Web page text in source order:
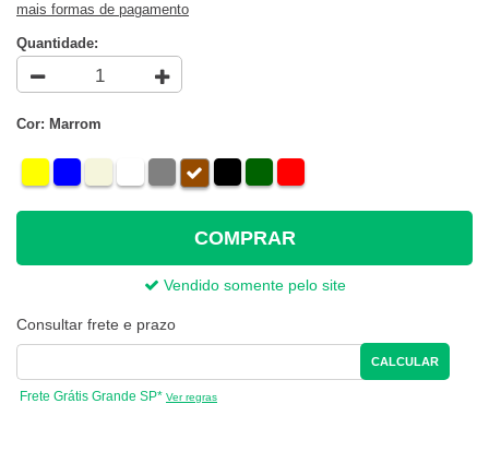
mais formas de pagamento
Quantidade:
Cor: Marrom
COMPRAR
Vendido somente pelo site
Consultar frete e prazo
CALCULAR
Frete Grátis Grande SP* Ver regras